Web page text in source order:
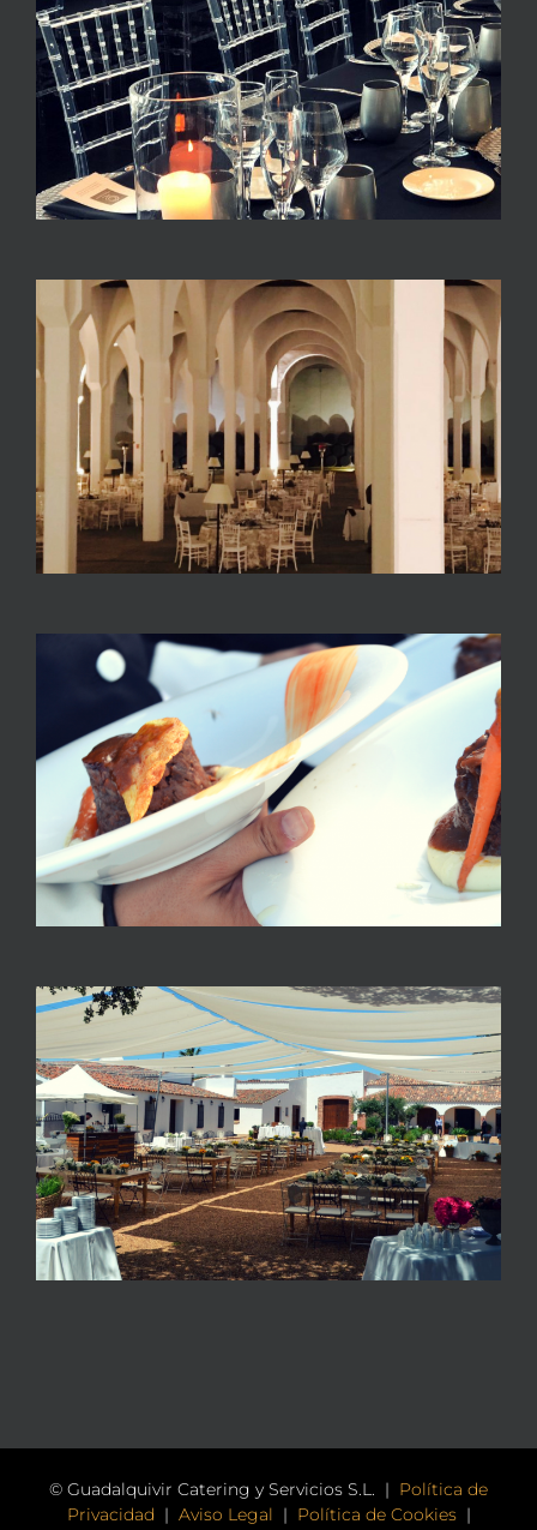
© Guadalquivir Catering y Servicios S.L. | Política de
Privacidad | Aviso Legal | Política de Cookies|